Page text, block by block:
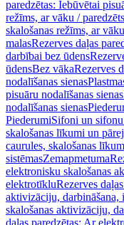
paredzētas: Iebūvētai
režīms, ar vāku /
skalošanas režīms, ar
malasRezerves daļas
darbībai bez ūdens
ūdensBez vākaRezerves
nodalīšanas sienas
pisuāru nodalīšanas sienas
nodalīšanas sienas
PiederumiSifoni un
skalošanas līkumi un
caurules, skalošanas
sistēmasZemapmetuma
elektronisku skalošanas
elektrotīkluRezerves
aktivizāciju,
skalošanas aktivizāciju,
daļas paredzētas: Ar